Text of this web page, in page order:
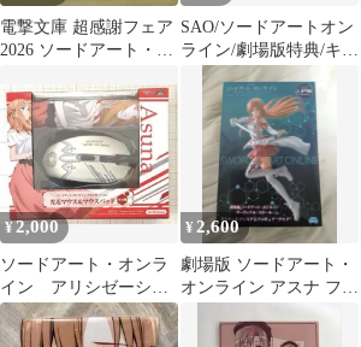
電撃文庫 超感謝フェア
2026 ソードアート・オ
スナ
SAO/ソードアートオン
ライン/劇場版特典/キリ
ト/アスナ/ミト/イラス
¥2,000
ソードアート・オンラ
イン アリシゼーショ
ン 光るマウス＆マウ
スパッド アスナ
¥ 2,600
劇場版 ソードアート・
オンライン アスナ フィ